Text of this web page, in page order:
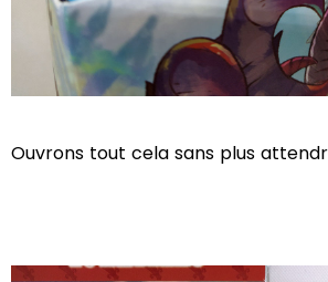
Ouvrons tout cela sans plus